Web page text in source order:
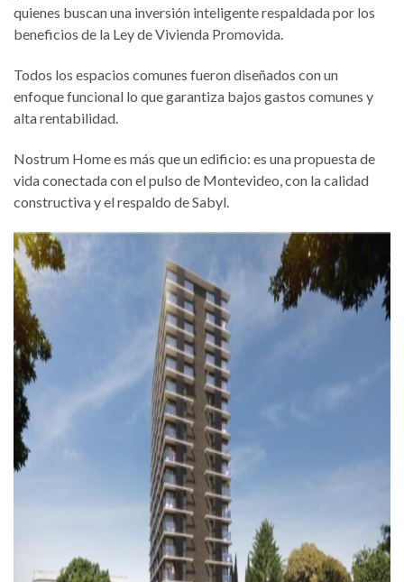
quienes buscan una inversión inteligente respaldada por los
beneficios de la Ley de Vivienda Promovida.
Todos los espacios comunes fueron diseñados con un
enfoque funcional lo que garantiza bajos gastos comunes y
alta rentabilidad.
Nostrum Home es más que un edificio: es una propuesta de
vida conectada con el pulso de Montevideo, con la calidad
constructiva y el respaldo de Sabyl.